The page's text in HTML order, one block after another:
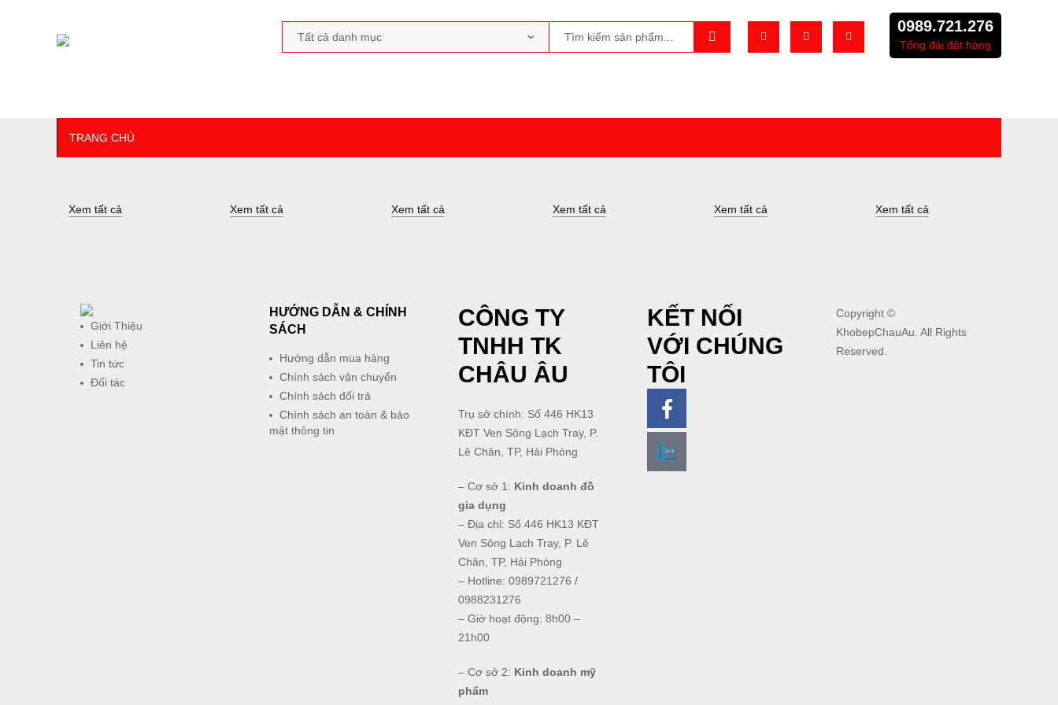
0989.721.276
Tổng đài đặt hàng
TRANG CHỦ
Xem tất cả Xem tất cả Xem tất cả Xem tất cả Xem tất cả Xem tất cả
Giới Thiệu
Liên hệ
Tin tức
Đối tác
HƯỚNG DẪN & CHÍNH
SÁCH
Hướng dẫn mua hàng
Chính sách vận chuyển
Chính sách đổi trả
Chính sách an toàn & bảo
mật thông tin
CÔNG TY
TNHH TK
CHÂU ÂU
Trụ sở chính: Số 446 HK13
KĐT Ven Sông Lạch Tray, P.
Lê Chân, TP, Hải Phòng
– Cơ sở 1: Kinh doanh đồ
gia dụng
– Địa chỉ: Số 446 HK13 KĐT
Ven Sông Lạch Tray, P. Lê
Chân, TP, Hải Phòng
– Hotline: 0989721276 /
0988231276
– Giờ hoạt động: 8h00 –
21h00
– Cơ sở 2: Kinh doanh mỹ
phẩm
KẾT NỐI
VỚI CHÚNG
TÔI
Copyright ©
KhobepChauAu . All Rights
Reserved.